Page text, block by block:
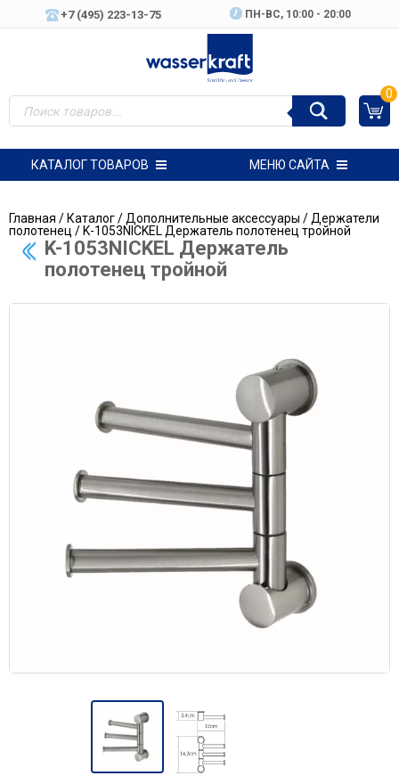
+7 (495) 223-13-75 ПН-ВC, 10:00 - 20:00
0
КАТАЛОГ ТОВАРОВ МЕНЮ САЙТА
Главная /Каталог/ Дополнительные аксессуары / Держатели
полотенец / K-1053NICKEL Держатель полотенец тройной
K-1053NICKEL Держатель
полотенец тройной